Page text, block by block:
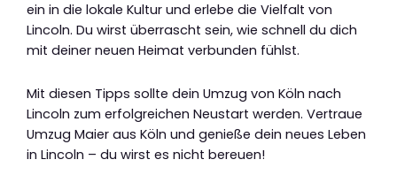
ein in die lokale Kultur und erlebe die Vielfalt von
Lincoln. Du wirst überrascht sein, wie schnell du dich
mit deiner neuen Heimat verbunden fühlst.
Mit diesen Tipps sollte dein Umzug von Köln nach
Lincoln zum erfolgreichen Neustart werden. Vertraue
Umzug Maier aus Köln und genieße dein neues Leben
in Lincoln – du wirst es nicht bereuen!